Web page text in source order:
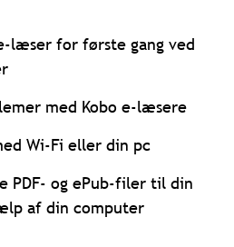
læser for første gang ved
med Kobo e-læsere
Wi-Fi eller din pc
PDF- og ePub-filer til din
af din computer